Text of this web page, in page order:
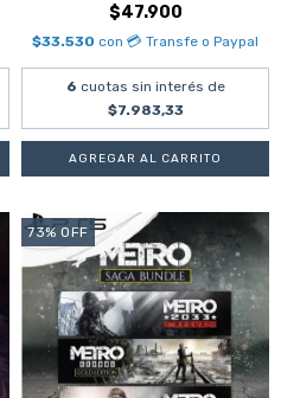
$47.900
$33.530 con 💳 Transfe o Paypal
6 cuotas sin interés de
$7.983,33
73% OFF